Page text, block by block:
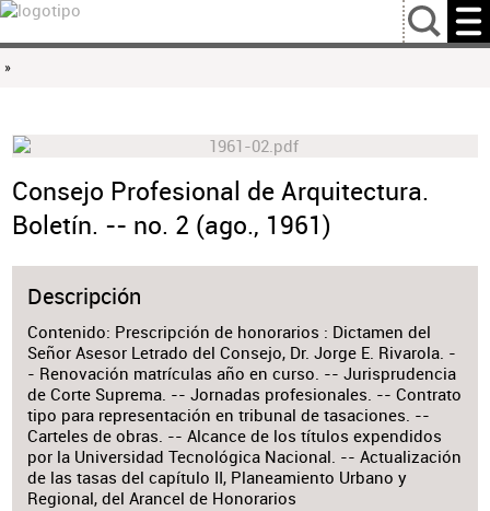
…
»
Consejo Profesional de Arquitectura.
Boletín. -- no. 2 (ago., 1961)
Descripción
Contenido: Prescripción de honorarios : Dictamen del
Señor Asesor Letrado del Consejo, Dr. Jorge E. Rivarola. -
- Renovación matrículas año en curso. -- Jurisprudencia
de Corte Suprema. -- Jornadas profesionales. -- Contrato
tipo para representación en tribunal de tasaciones. --
Carteles de obras. -- Alcance de los títulos expendidos
por la Universidad Tecnológica Nacional. -- Actualización
de las tasas del capítulo II, Planeamiento Urbano y
Regional, del Arancel de Honorarios